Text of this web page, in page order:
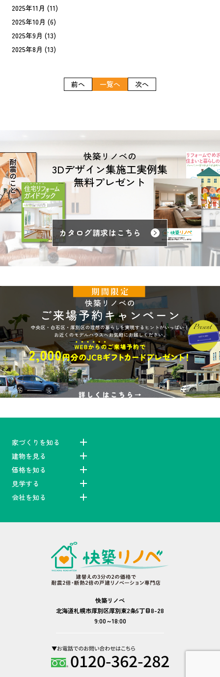
2025年11月 (11)
2025年10月 (6)
2025年9月 (13)
2025年8月 (13)
前へ 一覧へ 次へ
快築リノベの
3Dデザイン集施工実例集
無料プレゼント
カタログ請求はこちら
家づくりを知る
建物を見る
価格を知る
見学する
会社を知る
快築リノベ
北海道札幌市厚別区厚別東2条5丁目8-28
9:00～18:00